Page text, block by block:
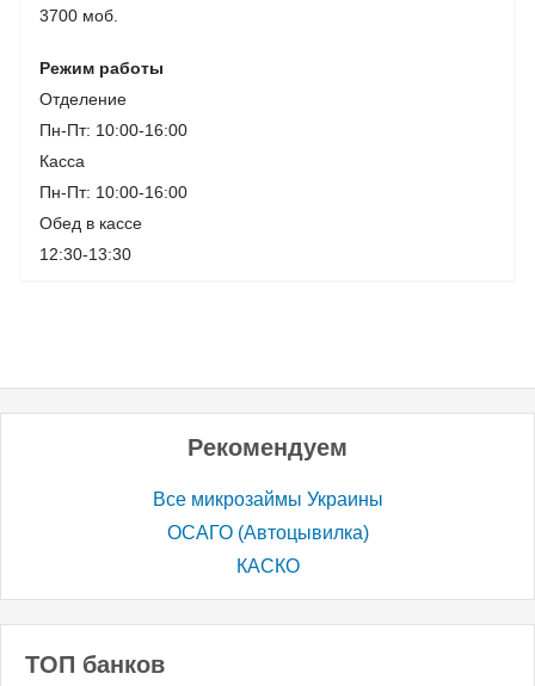
3700 моб.
Режим работы
Отделение
Пн-Пт: 10:00-16:00
Касса
Пн-Пт: 10:00-16:00
Обед в кассе
12:30-13:30
Рекомендуем
Все микрозаймы Украины
ОСАГО (Автоцывилка)
КАСКО
ТОП банков